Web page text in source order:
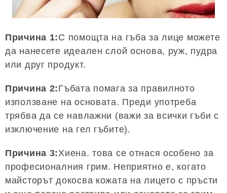
Причина 1:С помощта на гъба за лице можете
да нанесете идеален слой основа, руж, пудра
или друг продукт.
Причина 2:Гъбата помага за правилното
използване на основата. Преди употреба
трябва да се навлажни (важи за всички гъби с
изключение на гел гъбите).
Причина 3:Хиена. това се отнася особено за
професионалния грим. Неприятно е, когато
майсторът докосва кожата на лицето с пръсти